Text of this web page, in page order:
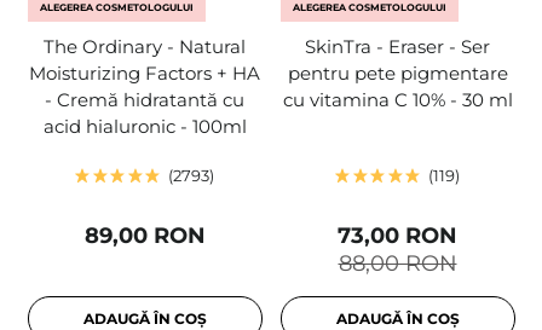
ALEGEREA COSMETOLOGULUI
The Ordinary - Natural
Moisturizing Factors + HA
- Cremă hidratantă cu
acid hialuronic - 100ml
2793
89,00 RON
ADAUGĂ ÎN COȘ
ALEGEREA COSMETOLOGULUI
SkinTra - Eraser - Ser
pentru pete pigmentare
cu vitamina C 10% - 30 ml
119
88,00 RON
73,00 RON
ADAUGĂ ÎN COȘ